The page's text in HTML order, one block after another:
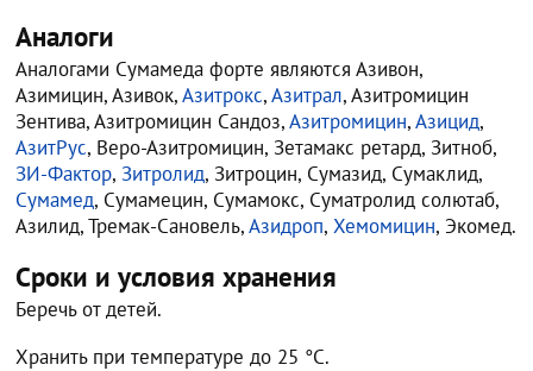
Аналоги
Аналогами Сумамеда форте являются Азивон,
Азимицин, Азивок,Азитрокс,Азитрал, Азитромицин
Зентива, Азитромицин Сандоз,Азитромицин,Азицид,
АзитРус, Веро-Азитромицин, Зетамакс ретард, Зитноб,
ЗИ-Фактор, Зитролид, Зитроцин, Сумазид, Сумаклид,
Сумамед, Сумамецин, Сумамокс, Суматролид солютаб,
Азилид, Тремак-Сановель,Азидроп,Хемомицин, Экомед.
Сроки и условия хранения
Беречь от детей.
Хранить при температуре до 25 °C.